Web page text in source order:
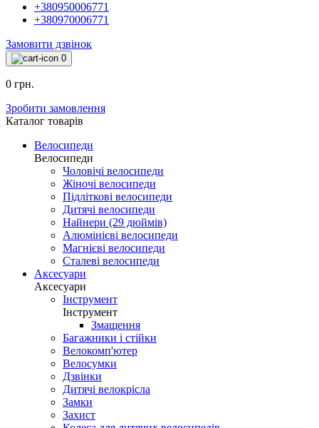
+380950006771
+380970006771
Замовити дзвінок
0
0 грн.
Зробити замовлення
Каталог товарiв
Велосипеди
Велосипеди
Чоловічі велосипеди
Жіночі велосипеди
Підліткові велосипеди
Дитячі велосипеди
Найнери (29 дюймів)
Алюмінієві велосипеди
Магнієві велосипеди
Сталеві велосипеди
Аксесуари
Аксесуари
Інструмент
Інструмент
Змащення
Багажники і стійки
Велокомп'ютер
Велосумки
Дзвінки
Дитячі велокрісла
Замки
Захист